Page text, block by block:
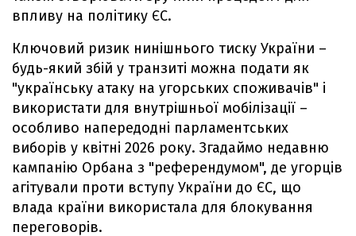
впливу на політику ЄС.
Ключовий ризик нинішнього тиску України –
будь-який збій у транзиті можна подати як
"українську атаку на угорських споживачів" і
використати для внутрішньої мобілізації –
особливо напередодні парламентських
виборів у квітні 2026 року. Згадаймо недавню
кампанію Орбана з "референдумом", де угорців
агітували проти вступу України до ЄС, що
влада країни використала для блокування
переговорів.